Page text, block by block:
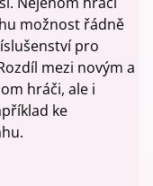
možnost řádně
pro
mezi novým a
hráči, ale i
ke